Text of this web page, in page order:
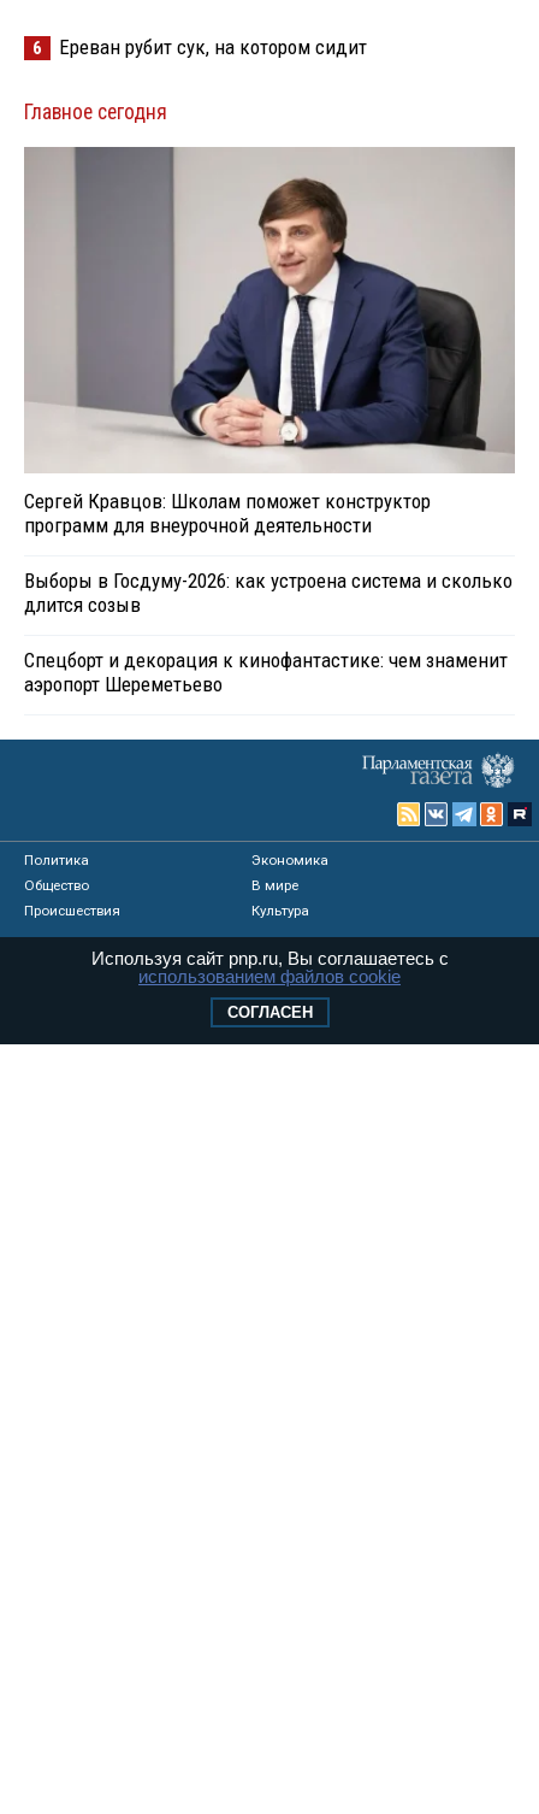
6 Ереван рубит сук, на котором сидит
Главное сегодня
Сергей Кравцов: Школам поможет конструктор
программ для внеурочной деятельности
Выборы в Госдуму-2026: как устроена система и сколько
длится созыв
Спецборт и декорация к кинофантастике: чем знаменит
аэропорт Шереметьево
Политика
Экономика
Общество
В мире
Происшествия
Культура
Опросы
Персоны
Регионы
Используя сайт pnp.ru, Вы соглашаетесь с
использованием файлов cookie
СОГЛАСЕН